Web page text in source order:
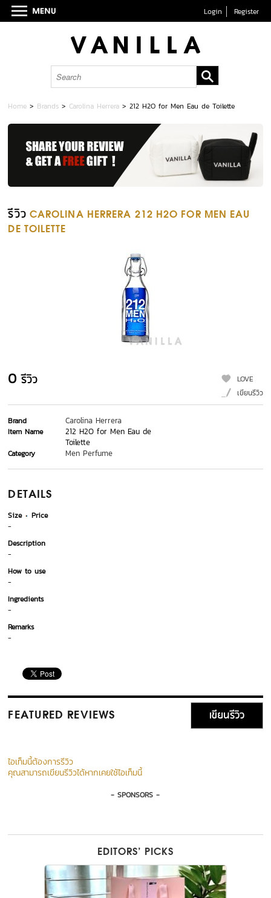
Login Register
Home > Brands > Carolina Herrera >212 H2O for Men Eau de Toilette
รีวิว CAROLINA HERRERA 212 H2O FOR MEN EAU
DE TOILETTE
0 รีวิว
LOVE
เขียนรีวิว
Brand Carolina Herrera
Item Name
212 H2O for Men Eau de
Toilette
Category Men Perfume
DETAILS
Size
Price
-
Description
-
How to use
-
Ingredients
-
Remarks
-
FEATURED REVIEWS เขียนรีวิว
ไอเท็มนี้ต้องการรีวิว
คุณสามารถเขียนรีวิวได้หากเคยใช้ไอเท็มนี้
- SPONSORS -
EDITORS’ PICKS